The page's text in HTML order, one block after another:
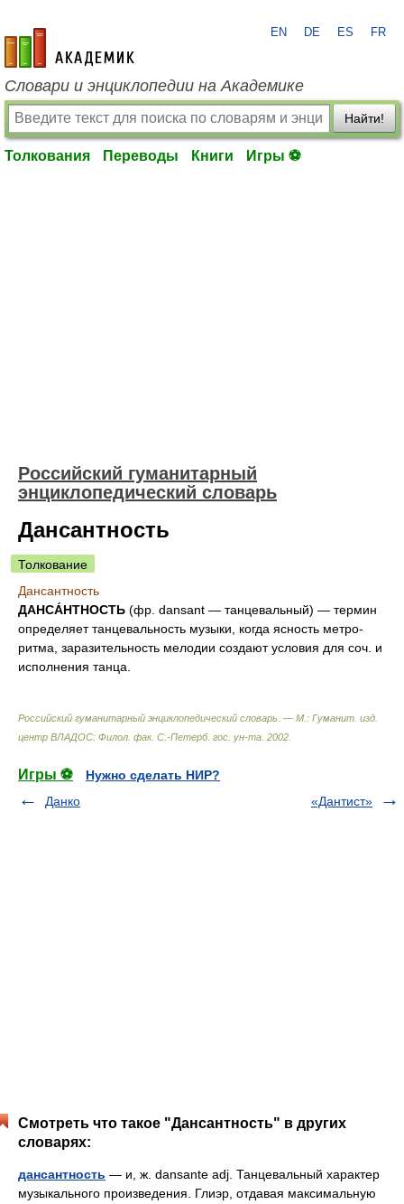
academic.ru
EN DE ES FR
Словари и энциклопедии на Академике
Найти!
Толкования Переводы Книги Игры ⚽
Российский гуманитарный
энциклопедический словарь
Дансантность
Толкование
Дансантность
ДАНСА́НТНОСТЬ (фр. dansant — танцевальный) — термин
определяет танцевальность музыки, когда ясность метро-
ритма, заразительность мелодии создают условия для соч. и
исполнения танца.
Российский гуманитарный энциклопедический словарь. — М.: Гуманит. изд.
центр ВЛАДОС: Филол. фак. С.-Петерб. гос. ун-та 2002
Игры ⚽
Нужно сделать НИР?
Данко
«Дантист»
Смотреть что такое "Дансантность" в других
словарях:
дансантность — и, ж. dansante adj. Танцевальный характер
музыкального произведения. Глиэр, отдавая максимальную